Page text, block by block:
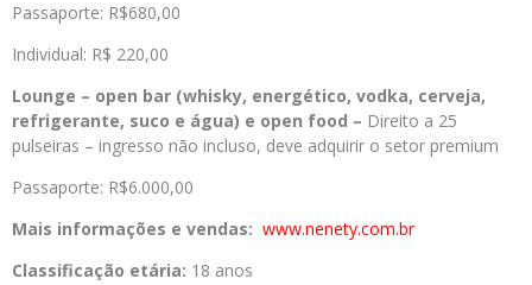
Passaporte: R$680,00
Individual: R$ 220,00
Lounge – open bar (whisky, energético, vodka, cerveja,
refrigerante, suco e água) e open food – Direito a 25
pulseiras – ingresso não incluso, deve adquirir o setor premium
Passaporte: R$6.000,00
Mais informações e vendas: www.nenety.com.br
Classificação etária: 18 anos